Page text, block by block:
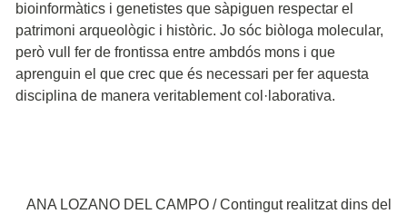
bioinformàtics i genetistes que sàpiguen respectar el
patrimoni arqueològic i històric. Jo sóc biòloga molecular,
però vull fer de frontissa entre ambdós mons i que
aprenguin el que crec que és necessari per fer aquesta
disciplina de manera veritablement col·laborativa.
ANA LOZANO DEL CAMPO / Contingut realitzat dins del